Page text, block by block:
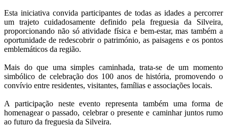
Esta iniciativa convida participantes de todas as idades a percorrer
um trajeto cuidadosamente definido pela freguesia da Silveira,
proporcionando não só atividade física e bem-estar, mas também a
oportunidade de redescobrir o património, as paisagens e os pontos
emblemáticos da região.
Mais do que uma simples caminhada, trata-se de um momento
simbólico de celebração dos 100 anos de história, promovendo o
convívio entre residentes, visitantes, famílias e associações locais.
A participação neste evento representa também uma forma de
homenagear o passado, celebrar o presente e caminhar juntos rumo
ao futuro da freguesia da Silveira.